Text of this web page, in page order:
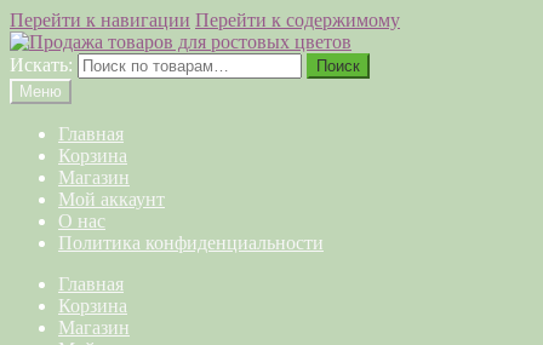
Перейти к навигации Перейти к содержимому
Искать:
Поиск
Меню
Главная
Корзина
Магазин
Мой аккаунт
О нас
Политика конфиденциальности
Главная
Корзина
Магазин